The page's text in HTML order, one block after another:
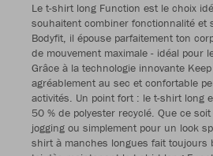
Le t-shirt long Function est le choix
souhaitent combiner fonctionnalité et
Bodyfit, il épouse parfaitement ton
de mouvement maximale - idéal pour
Grâce à la technologie innovante
agréablement au sec et confortable
activités. Un point fort : le t-shirt long
50 % de polyester recyclé. Que ce
jogging ou simplement pour un look
shirt à manches longues fait toujours